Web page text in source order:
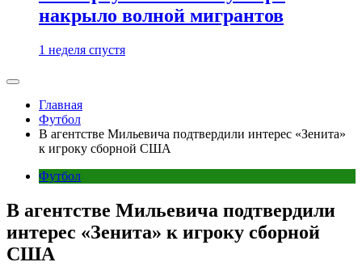
накрыло волной мигрантов
1 неделя спустя
Главная
Футбол
В агентстве Мильевича подтвердили интерес «Зенита»
к игроку сборной США
Футбол
В агентстве Мильевича подтвердили
интерес «Зенита» к игроку сборной
США